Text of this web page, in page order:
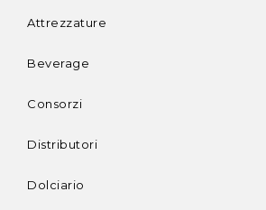
Attrezzature
Beverage
Consorzi
Distributori
Dolciario